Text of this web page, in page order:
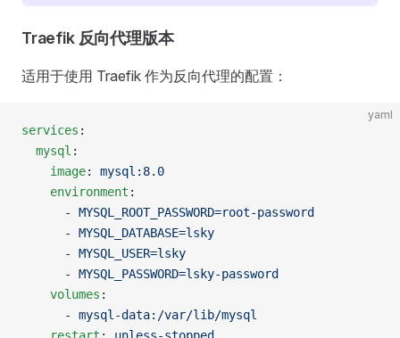
Traefik 反向代理版本
适用于使用 Traefik 作为反向代理的配置：
yaml
services :
  mysql
:
    image
: mysql:8.0
    environment
:
      -
MYSQL_ROOT_PASSWORD=root-password
      -
MYSQL_DATABASE=lsky
      -
MYSQL_USER=lsky
      -
MYSQL_PASSWORD=lsky-password
    volumes
:
      -
mysql-data:/var/lib/mysql